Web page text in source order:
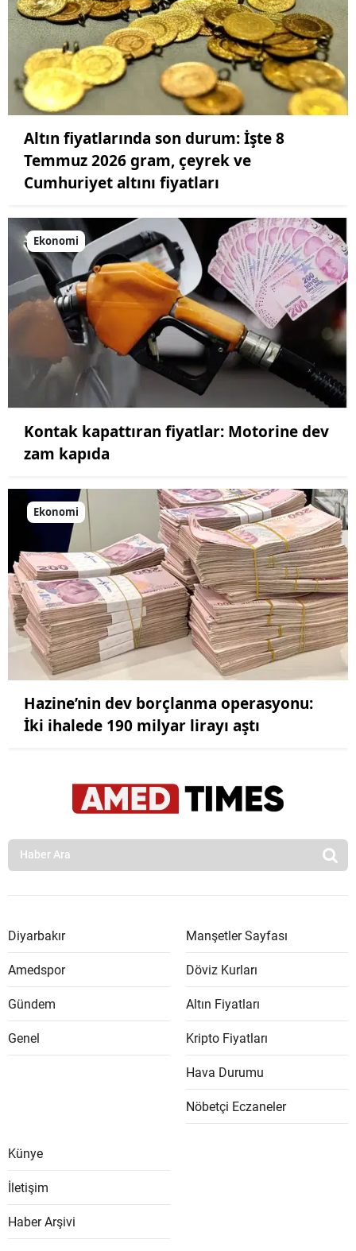
Altın fiyatlarında son durum: İşte 8
Temmuz 2026 gram, çeyrek ve
Cumhuriyet altını fiyatları
Ekonomi
Kontak kapattıran fiyatlar: Motorine dev
zam kapıda
Ekonomi
Hazine’nin dev borçlanma operasyonu:
İki ihalede 190 milyar lirayı aştı
Diyarbakır
Amedspor
Gündem
Genel
Manşetler Sayfası
Döviz Kurları
Altın Fiyatları
Kripto Fiyatları
Hava Durumu
Nöbetçi Eczaneler
Künye
İletişim
Haber Arşivi